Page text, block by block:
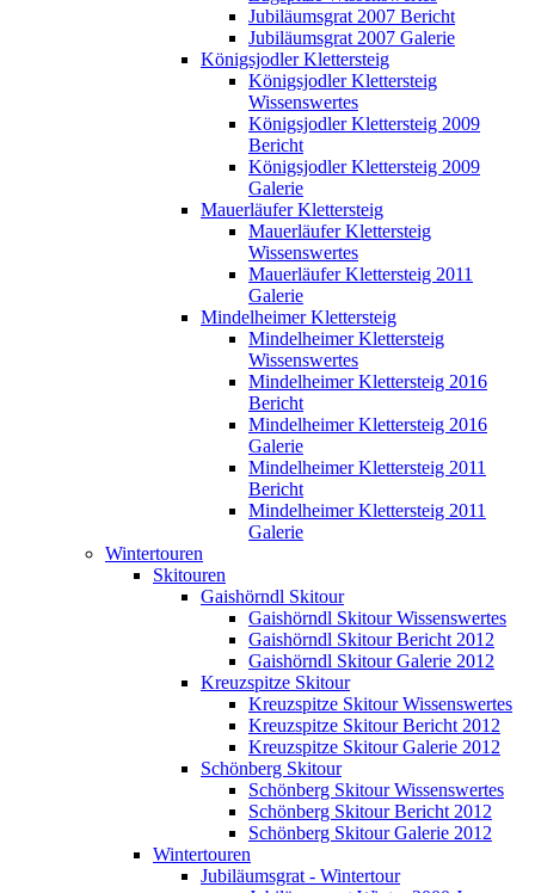
Jubiläumsgrat 2007 Bericht
Jubiläumsgrat 2007 Galerie
Königsjodler Klettersteig
Königsjodler Klettersteig
Wissenswertes
Königsjodler Klettersteig 2009
Bericht
Königsjodler Klettersteig 2009
Galerie
Mauerläufer Klettersteig
Mauerläufer Klettersteig
Wissenswertes
Mauerläufer Klettersteig 2011
Galerie
Mindelheimer Klettersteig
Mindelheimer Klettersteig
Wissenswertes
Mindelheimer Klettersteig 2016
Bericht
Mindelheimer Klettersteig 2016
Galerie
Mindelheimer Klettersteig 2011
Bericht
Mindelheimer Klettersteig 2011
Galerie
Wintertouren
Skitouren
Gaishörndl Skitour
Gaishörndl Skitour Wissenswertes
Gaishörndl Skitour Bericht 2012
Gaishörndl Skitour Galerie 2012
Kreuzspitze Skitour
Kreuzspitze Skitour Wissenswertes
Kreuzspitze Skitour Bericht 2012
Kreuzspitze Skitour Galerie 2012
Schönberg Skitour
Schönberg Skitour Wissenswertes
Schönberg Skitour Bericht 2012
Schönberg Skitour Galerie 2012
Wintertouren
Jubiläumsgrat - Wintertour